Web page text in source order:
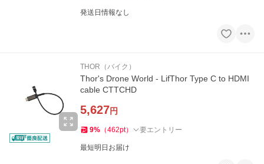
発送日情報なし
THOR（バイク）
Thor's Drone World - LifThor Type C to HDMI
cable CTTCHD
5,627円
9% （462pt） 要エントリー
最短明日お届け